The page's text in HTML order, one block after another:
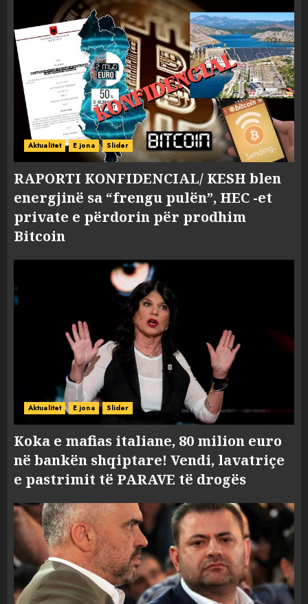
Aktualitet E jona Slider
RAPORTI KONFIDENCIAL/ KESH blen
energjinë sa “frengu pulën”, HEC -et
private e përdorin për prodhim
Bitcoin
Aktualitet E jona Slider
Koka e mafias italiane, 80 milion euro
në bankën shqiptare! Vendi, lavatriçe
e pastrimit të PARAVE të drogës